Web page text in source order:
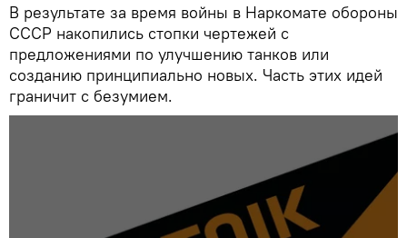
В результате за время войны в Наркомате обороны
СССР накопились стопки чертежей с
предложениями по улучшению танков или
созданию принципиально новых. Часть этих идей
граничит с безумием.